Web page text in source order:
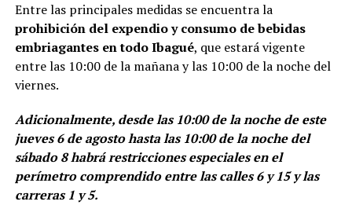
Entre las principales medidas se encuentra la
prohibición del expendio y consumo de bebidas
embriagantes en todo Ibagué, que estará vigente
entre las 10:00 de la mañana y las 10:00 de la noche del
viernes.
Adicionalmente, desde las 10:00 de la noche de este
jueves 6 de agosto hasta las 10:00 de la noche del
sábado 8 habrá restricciones especiales en el
perímetro comprendido entre las calles 6 y 15 y las
carreras 1 y 5.